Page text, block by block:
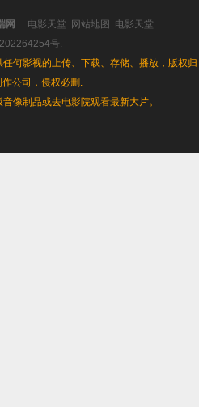
网 电影天堂 网站地图 电影天堂
号
何影视的上传、下载、存储、播放，版权归
公司，侵权必删.
像制品或去电影院观看最新大片。